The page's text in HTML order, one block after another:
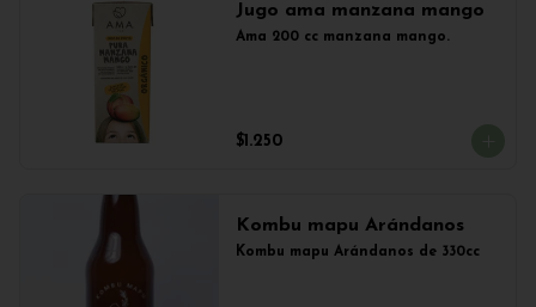
Jugo ama manzana mango
Ama 200 cc manzana mango.
$1.250
Kombu mapu Arándanos
Kombu mapu Arándanos de 330cc